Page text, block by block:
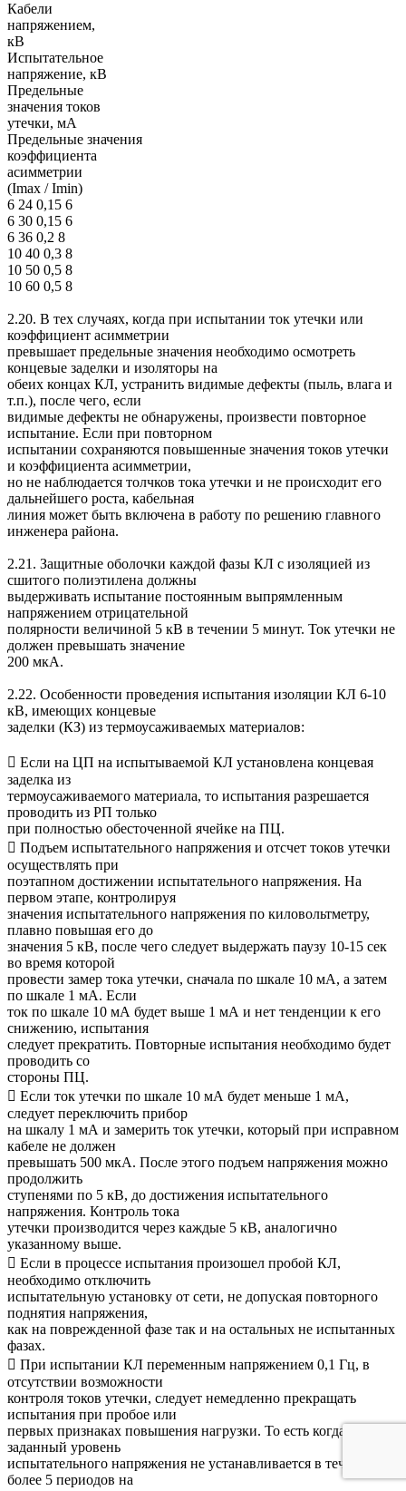
Кабели
напряжением,
кВ
Испытательное
напряжение, кВ
Предельные
значения токов
утечки, мА
Предельные значения
коэффициента
асимметрии
(Imax / Imin)
6 24 0,15 6
6 30 0,15 6
6 36 0,2 8
10 40 0,3 8
10 50 0,5 8
10 60 0,5 8
2.20. В тех случаях, когда при испытании ток утечки или
коэффициент асимметрии
превышает предельные значения необходимо осмотреть
концевые заделки и изоляторы на
обеих концах КЛ, устранить видимые дефекты (пыль, влага и
т.п.), после чего, если
видимые дефекты не обнаружены, произвести повторное
испытание. Если при повторном
испытании сохраняются повышенные значения токов утечки
и коэффициента асимметрии,
но не наблюдается толчков тока утечки и не происходит его
дальнейшего роста, кабельная
линия может быть включена в работу по решению главного
инженера района.
2.21. Защитные оболочки каждой фазы КЛ с изоляцией из
сшитого полиэтилена должны
выдерживать испытание постоянным выпрямленным
напряжением отрицательной
полярности величиной 5 кВ в течении 5 минут. Ток утечки не
должен превышать значение
200 мкА.
2.22. Особенности проведения испытания изоляции КЛ 6-10
кВ, имеющих концевые
заделки (КЗ) из термоусаживаемых материалов:
 Если на ЦП на испытываемой КЛ установлена концевая
заделка из
термоусаживаемого материала, то испытания разрешается
проводить из РП только
при полностью обесточенной ячейке на ПЦ.
 Подъем испытательного напряжения и отсчет токов утечки
осуществлять при
поэтапном достижении испытательного напряжения. На
первом этапе, контролируя
значения испытательного напряжения по киловольтметру,
плавно повышая его до
значения 5 кВ, после чего следует выдержать паузу 10-15 сек
во время которой
провести замер тока утечки, сначала по шкале 10 мА, а затем
по шкале 1 мА. Если
ток по шкале 10 мА будет выше 1 мА и нет тенденции к его
снижению, испытания
следует прекратить. Повторные испытания необходимо будет
проводить со
стороны ПЦ.
 Если ток утечки по шкале 10 мА будет меньше 1 мА,
следует переключить прибор
на шкалу 1 мА и замерить ток утечки, который при исправном
кабеле не должен
превышать 500 мкА. После этого подъем напряжения можно
продолжить
ступенями по 5 кВ, до достижения испытательного
напряжения. Контроль тока
утечки производится через каждые 5 кВ, аналогично
указанному выше.
 Если в процессе испытания произошел пробой КЛ,
необходимо отключить
испытательную установку от сети, не допуская повторного
поднятия напряжения,
как на поврежденной фазе так и на остальных не испытанных
фазах.
 При испытании КЛ переменным напряжением 0,1 Гц, в
отсутствии возможности
контроля токов утечки, следует немедленно прекращать
испытания при пробое или
первых признаках повышения нагрузки. То есть когда
заданный уровень
испытательного напряжения не устанавливается в течении
более 5 периодов на